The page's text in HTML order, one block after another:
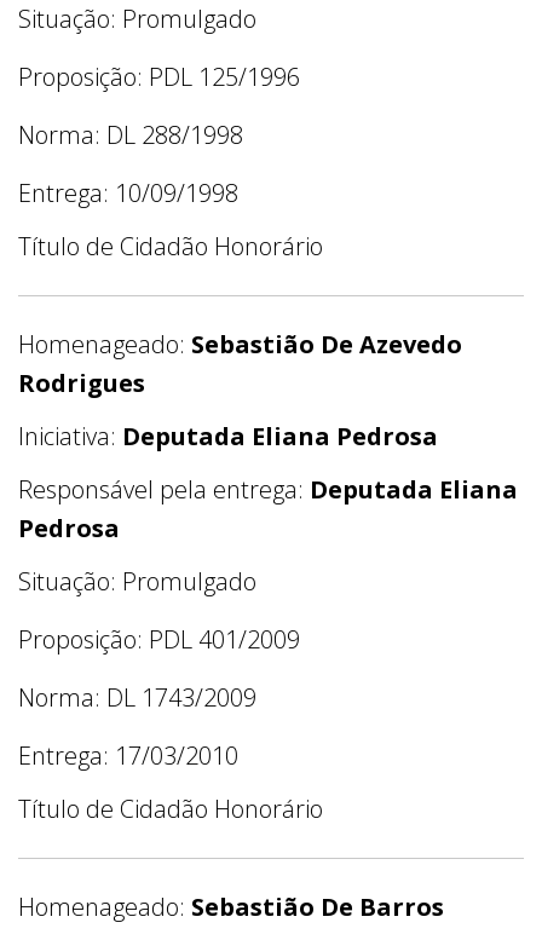
Situação: Promulgado
Proposição: PDL 125/1996
Norma: DL 288/1998
Entrega: 10/09/1998
Título de Cidadão Honorário
Homenageado: Sebastião De Azevedo
Rodrigues
Iniciativa: Deputada Eliana Pedrosa
Responsável pela entrega: Deputada Eliana
Pedrosa
Situação: Promulgado
Proposição: PDL 401/2009
Norma: DL 1743/2009
Entrega: 17/03/2010
Título de Cidadão Honorário
Homenageado: Sebastião De Barros